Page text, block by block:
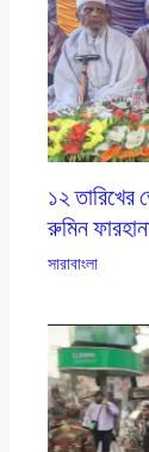
১২ তারিখের
রুমিন
সারাবাংলা